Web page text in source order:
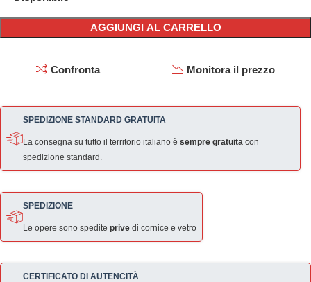
AGGIUNGI AL CARRELLO
Confronta Monitora il prezzo
SPEDIZIONE STANDARD GRATUITA
La consegna su tutto il territorio italiano è sempre gratuita con
spedizione standard.
SPEDIZIONE
Le opere sono spedite prive di cornice e vetro
CERTIFICATO DI AUTENCITÀ